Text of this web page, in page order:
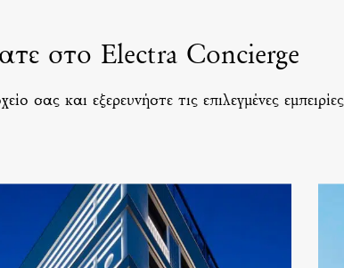
στο Electra Concierge
σας και εξερευνήστε τις επιλεγμένες εμπειρίες